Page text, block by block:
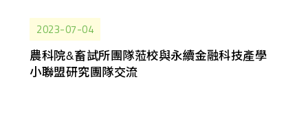
2023-07-04
農科院&畜試所團隊蒞校與永續金融科技產學
小聯盟研究團隊交流